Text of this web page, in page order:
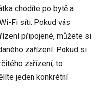
chodíte po bytě a
Fi síti. Pokud vás
připojené, můžete si
zařízení. Pokud si
zařízení, to
jeden konkrétní